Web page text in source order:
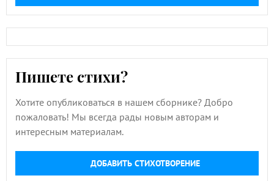
Пишете стихи?
Хотите опубликоваться в нашем сборнике? Добро
пожаловать! Мы всегда рады новым авторам и
интересным материалам.
ДОБАВИТЬ СТИХОТВОРЕНИЕ